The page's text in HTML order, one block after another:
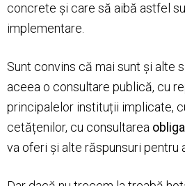
concrete și care să aibă astfel
implementare.
Sunt convins că mai sunt și alte
aceea o consultare publică, cu
principalelor instituții implicate,
cetățenilor, cu consultarea
va oferi și alte răspunsuri pentru